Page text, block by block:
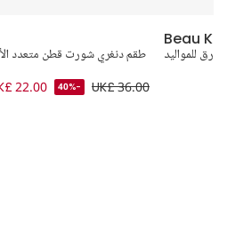
طقم دنغري شورت قطن متعدد
UK£ 36.00
-40%
22.00
Beau KiD
أزرق للمواليد